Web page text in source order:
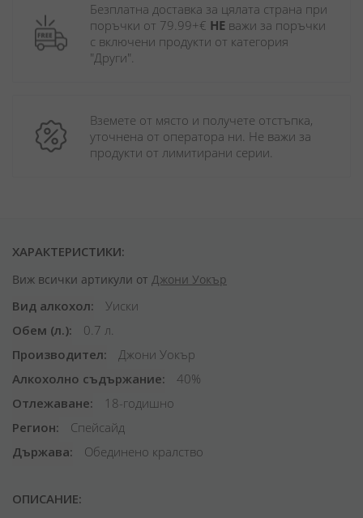
Безплатна доставка за цялата страна при
поръчки от 79.99+€ НЕ важи за поръчки
с включени продукти от категория
"Други".
Вземете от място и получете отстъпка,
уточнена от оператора ни. Не важи за
продукти от лимитирани серии.
ХАРАКТЕРИСТИКИ:
Виж всички артикули от Джони Уокър
Вид алкохол
Уиски
Обем (л.)
0.7 л.
Производител
Джони Уокър
Алкохолно съдържание
40%
Отлежаване
18-годишно
Регион
Спейсайд
Държава
Обединено кралство
ОПИСАНИЕ: